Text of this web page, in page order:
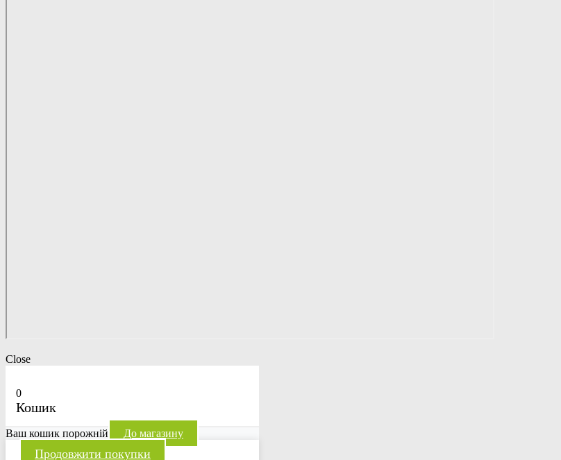
Close
0
Кошик
Ваш кошик порожній До магазину
Продовжити покупки